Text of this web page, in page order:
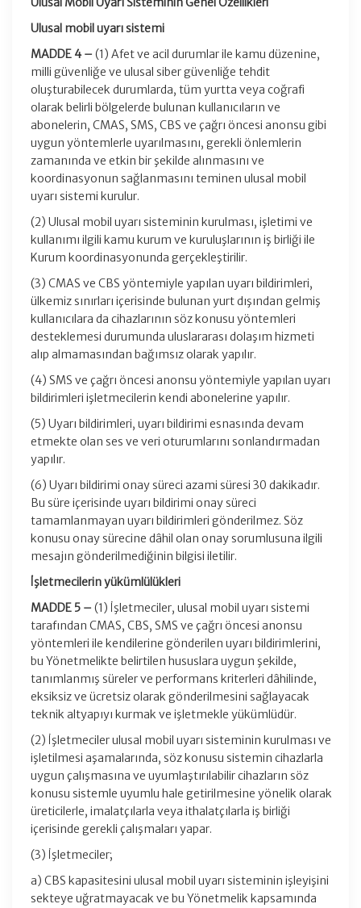
Ulusal mobil uyarı sistemi
MADDE 4 – (1) Afet ve acil durumlar ile kamu düzenine,
milli güvenliğe ve ulusal siber güvenliğe tehdit
oluşturabilecek durumlarda, tüm yurtta veya coğrafi
olarak belirli bölgelerde bulunan kullanıcıların ve
abonelerin, CMAS, SMS, CBS ve çağrı öncesi anonsu gibi
uygun yöntemlerle uyarılmasını, gerekli önlemlerin
zamanında ve etkin bir şekilde alınmasını ve
koordinasyonun sağlanmasını teminen ulusal mobil
uyarı sistemi kurulur.
(2) Ulusal mobil uyarı sisteminin kurulması, işletimi ve
kullanımı ilgili kamu kurum ve kuruluşlarının iş birliği ile
Kurum koordinasyonunda gerçekleştirilir.
(3) CMAS ve CBS yöntemiyle yapılan uyarı bildirimleri,
ülkemiz sınırları içerisinde bulunan yurt dışından gelmiş
kullanıcılara da cihazlarının söz konusu yöntemleri
desteklemesi durumunda uluslararası dolaşım hizmeti
alıp almamasından bağımsız olarak yapılır.
(4) SMS ve çağrı öncesi anonsu yöntemiyle yapılan uyarı
bildirimleri işletmecilerin kendi abonelerine yapılır.
(5) Uyarı bildirimleri, uyarı bildirimi esnasında devam
etmekte olan ses ve veri oturumlarını sonlandırmadan
yapılır.
(6) Uyarı bildirimi onay süreci azami süresi 30 dakikadır.
Bu süre içerisinde uyarı bildirimi onay süreci
tamamlanmayan uyarı bildirimleri gönderilmez. Söz
konusu onay sürecine dâhil olan onay sorumlusuna ilgili
mesajın gönderilmediğinin bilgisi iletilir.
İşletmecilerin yükümlülükleri
MADDE 5 – (1) İşletmeciler, ulusal mobil uyarı sistemi
tarafından CMAS, CBS, SMS ve çağrı öncesi anonsu
yöntemleri ile kendilerine gönderilen uyarı bildirimlerini,
bu Yönetmelikte belirtilen hususlara uygun şekilde,
tanımlanmış süreler ve performans kriterleri dâhilinde,
eksiksiz ve ücretsiz olarak gönderilmesini sağlayacak
teknik altyapıyı kurmak ve işletmekle yükümlüdür.
(2) İşletmeciler ulusal mobil uyarı sisteminin kurulması ve
işletilmesi aşamalarında, söz konusu sistemin cihazlarla
uygun çalışmasına ve uyumlaştırılabilir cihazların söz
konusu sistemle uyumlu hale getirilmesine yönelik olarak
üreticilerle, imalatçılarla veya ithalatçılarla iş birliği
içerisinde gerekli çalışmaları yapar.
(3) İşletmeciler;
a) CBS kapasitesini ulusal mobil uyarı sisteminin işleyişini
sekteye uğratmayacak ve bu Yönetmelik kapsamında